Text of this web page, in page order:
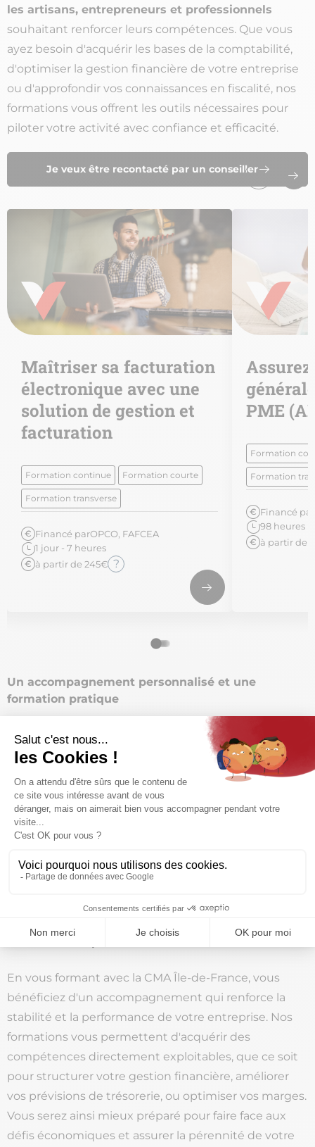
les artisans, entrepreneurs et professionnels
souhaitant renforcer leurs compétences. Que vous
ayez besoin d'acquérir les bases de la comptabilité,
d'optimiser la gestion financière de votre entreprise
ou d'approfondir vos connaissances en fiscalité, nos
formations vous offrent les outils nécessaires pour
piloter votre activité avec confiance et efficacité.
Je veux être recontacté par un conseiller
Maîtriser sa facturation
électronique avec une
solution de gestion et
facturation
Formation continue Formation courte
Formation transverse
Financé parOPCO, FAFCEA
1 jour - 7 heures
à partir de 245€ ?
PME
Formation
Formation
Financé par
98 heures
à partir de
Un accompagnement personnalisé et une
formation pratique
Nos formations, disponibles en présentiel dans nos
centres en Île-de-France ou en format à distance,
sont conçues pour s’adapter aux besoins de chaque
professionnel, quelle que soit sa disponibilité.
Encadrées par des experts en comptabilité et
gestion, elles intègrent des cas pratiques et des
en compétences concrète et rapide.
En vous formant avec la CMA Île-de-France, vous
bénéficiez d'un accompagnement qui renforce la
stabilité et la performance de votre entreprise. Nos
formations vous permettent d'acquérir des
compétences directement exploitables, que ce soit
pour structurer votre gestion financière, améliorer
vos prévisions de trésorerie, ou optimiser vos marges.
Vous serez ainsi mieux préparé pour faire face aux
défis économiques et assurer la pérennité de votre